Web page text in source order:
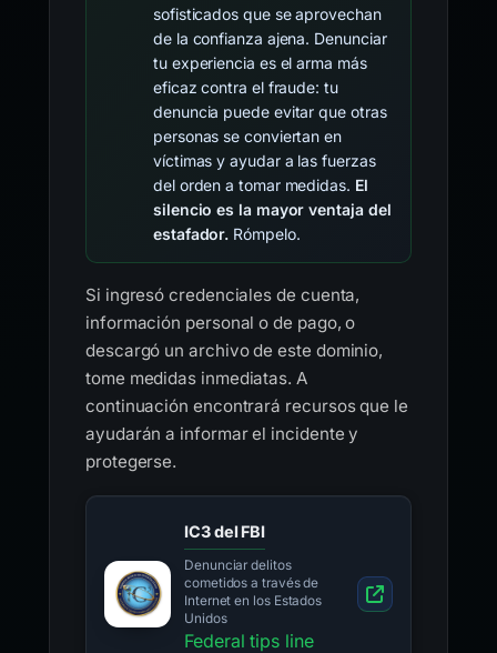
sofisticados que se aprovechan
de la confianza ajena. Denunciar
tu experiencia es el arma más
eficaz contra el fraude: tu
denuncia puede evitar que otras
personas se conviertan en
víctimas y ayudar a las fuerzas
del orden a tomar medidas. El
silencio es la mayor ventaja del
estafador. Rómpelo.
Si ingresó credenciales de cuenta,
información personal o de pago, o
descargó un archivo de este dominio,
tome medidas inmediatas. A
continuación encontrará recursos que le
ayudarán a informar el incidente y
protegerse.
IC3 del FBI
Denunciar delitos
cometidos a través de
Internet en los Estados
Unidos
Federal tips line